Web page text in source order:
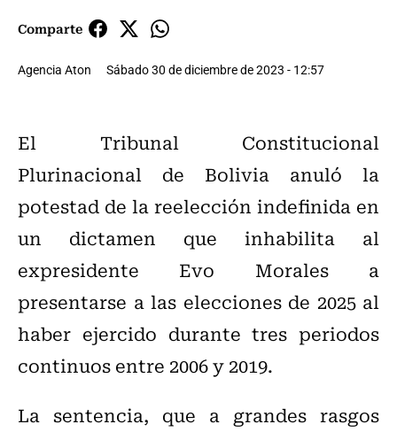
Comparte
Agencia Aton Sábado 30 de diciembre de 2023 - 12:57
El Tribunal Constitucional
Plurinacional de Bolivia anuló la
potestad de la reelección indefinida en
un dictamen que inhabilita al
expresidente Evo Morales a
presentarse a las elecciones de 2025 al
haber ejercido durante tres periodos
continuos entre 2006 y 2019.
La sentencia, que a grandes rasgos